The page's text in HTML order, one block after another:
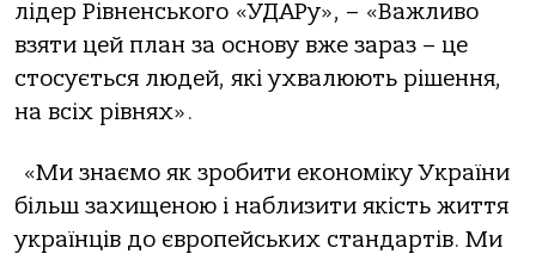
лідер Рівненського «УДАРу», – «Важливо
взяти цей план за основу вже зараз – це
стосується людей, які ухвалюють рішення,
на всіх рівнях».
«Ми знаємо як зробити економіку України
більш захищеною і наблизити якість життя
українців до європейських стандартів. Ми